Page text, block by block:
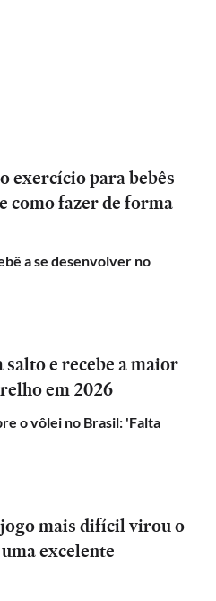
exercício para bebês
como fazer de forma
a se desenvolver no
salto e recebe a maior
em 2026
o vôlei no Brasil: 'Falta
mais difícil virou o
excelente